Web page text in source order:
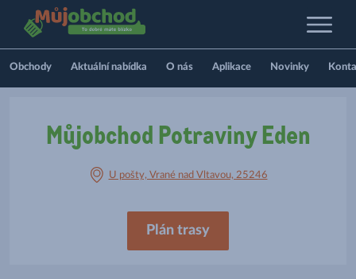
Obchody Aktuální nabídka O nás Aplikace Novinky
Můjobchod Potraviny Eden
U pošty, Vrané nad Vltavou, 25246
Plán trasy